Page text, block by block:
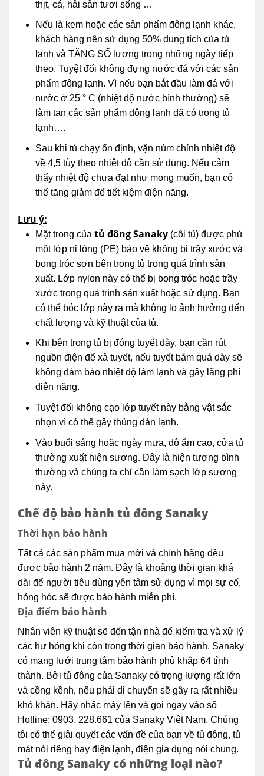
thịt, cá, hải sản tươi sống …
Nếu là kem hoặc các sản phẩm đông lạnh khác,
khách hàng nên sử dụng 50% dung tích của tủ
lạnh và TĂNG SỐ lượng trong những ngày tiếp
theo. Tuyệt đối không đựng nước đá với các sản
phẩm đông lạnh. Vì nếu bạn bắt đầu làm đá với
nước ở 25 ° C (nhiệt độ nước bình thường) sẽ
làm tan các sản phẩm đông lạnh đã có trong tủ
lạnh….
Sau khi tủ chạy ổn định, vặn núm chỉnh nhiệt độ
về 4,5 tùy theo nhiệt độ cần sử dụng. Nếu cảm
thấy nhiệt độ chưa đạt như mong muốn, bạn có
thể tăng giảm để tiết kiệm điện năng.
Lưu ý:
Mặt trong của tủ đông Sanaky (côi tủ) được phủ
một lớp ni lông (PE) bảo vệ không bị trầy xước và
bong tróc sơn bên trong tủ trong quá trình sản
xuất. Lớp nylon này có thể bị bong tróc hoặc trầy
xước trong quá trình sản xuất hoặc sử dụng. Bạn
có thể bóc lớp này ra mà không lo ảnh hưởng đến
chất lượng và kỹ thuật của tủ.
Khi bên trong tủ bị đóng tuyết dày, bạn cần rút
nguồn điện để xả tuyết, nếu tuyết bám quá dày sẽ
không đảm bảo nhiệt độ làm lạnh và gây lãng phí
điện năng.
Tuyệt đối không cạo lớp tuyết này bằng vật sắc
nhọn vì có thể gây thủng dàn lạnh.
Vào buổi sáng hoặc ngày mưa, độ ẩm cao, cửa tủ
thường xuất hiện sương. Đây là hiện tượng bình
thường và chúng ta chỉ cần làm sạch lớp sương
này.
Chế độ bảo hành tủ đông Sanaky
Thời hạn bảo hành
Tất cả các sản phẩm mua mới và chính hãng đều
được bảo hành 2 năm. Đây là khoảng thời gian khá
dài để người tiêu dùng yên tâm sử dụng vì mọi sự cố,
hỏng hóc sẽ được bảo hành miễn phí.
Địa điểm bảo hành
Nhân viên kỹ thuật sẽ đến tận nhà để kiểm tra và xử lý
các hư hỏng khi còn trong thời gian bảo hành. Sanaky
có mạng lưới trung tâm bảo hành phủ khắp 64 tỉnh
thành. Bởi tủ đông của Sanaky có trọng lượng rất lớn
và cồng kềnh, nếu phải di chuyển sẽ gây ra rất nhiều
khó khăn. Hãy nhấc máy lên và gọi ngay vào số
Hotline: 0903. 228.661 của Sanaky Việt Nam. Chúng
tôi có thể giải quyết các vấn đề của bạn về tủ đông, tủ
mát nói riêng hay điện lạnh, điện gia dụng nói chung.
Tủ đông Sanaky có những loại nào?